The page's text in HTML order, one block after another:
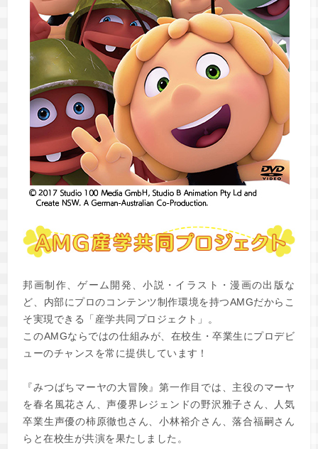
邦画制作、ゲーム開発、小説・イラスト・漫画の出版な
ど、内部にプロのコンテンツ制作環境を持つAMGだからこ
そ実現できる「産学共同プロジェクト」。
このAMGならではの仕組みが、在校生・卒業生にプロデビ
ューのチャンスを常に提供しています！
『みつばちマーヤの大冒険』第一作目では、主役のマーヤ
を春名風花さん、声優界レジェンドの野沢雅子さん、人気
卒業生声優の柿原徹也さん、小林裕介さん、落合福嗣さん
らと在校生が共演を果たしました。